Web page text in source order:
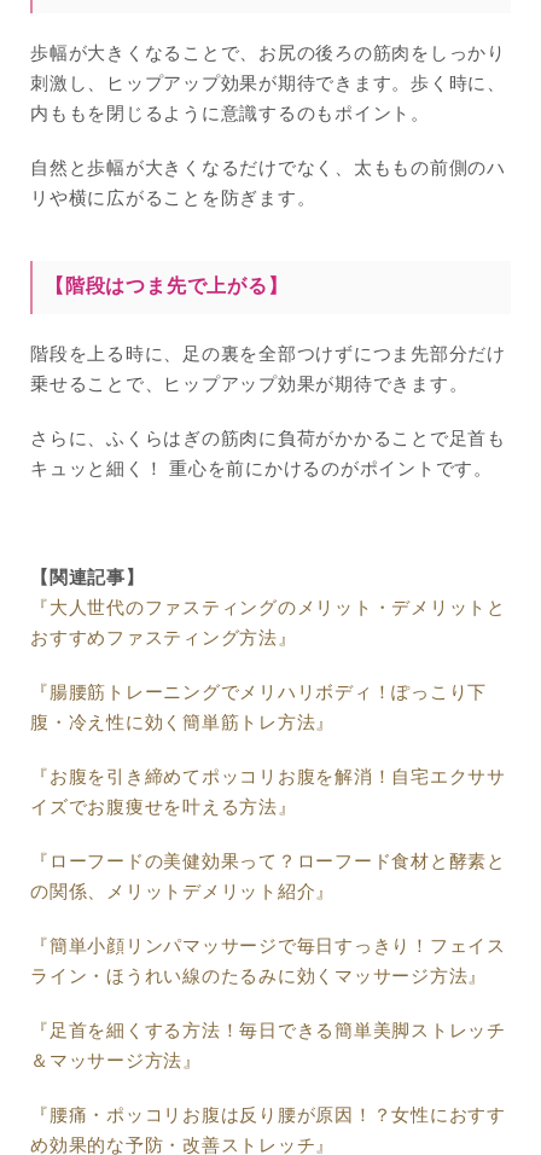
歩幅が大きくなることで、お尻の後ろの筋肉をしっかり
刺激し、ヒップアップ効果が期待できます。歩く時に、
内ももを閉じるように意識するのもポイント。
自然と歩幅が大きくなるだけでなく、太ももの前側のハ
リや横に広がることを防ぎます。
【階段はつま先で上がる】
階段を上る時に、足の裏を全部つけずにつま先部分だけ
乗せることで、ヒップアップ効果が期待できます。
さらに、ふくらはぎの筋肉に負荷がかかることで足首も
キュッと細く！ 重心を前にかけるのがポイントです。
【関連記事】
『大人世代のファスティングのメリット・デメリットと
おすすめファスティング方法』
『腸腰筋トレーニングでメリハリボディ！ぽっこり下
腹・冷え性に効く簡単筋トレ方法』
『お腹を引き締めてポッコリお腹を解消！自宅エクササ
イズでお腹痩せを叶える方法』
『ローフードの美健効果って？ローフード食材と酵素と
の関係、メリットデメリット紹介』
『簡単小顔リンパマッサージで毎日すっきり！フェイス
ライン・ほうれい線のたるみに効くマッサージ方法』
『足首を細くする方法！毎日できる簡単美脚ストレッチ
＆マッサージ方法』
『腰痛・ポッコリお腹は反り腰が原因！？女性におすす
め効果的な予防・改善ストレッチ』